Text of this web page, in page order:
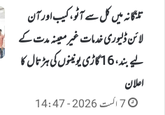
تلنگانہ میں کل سے آٹو، کیب اور آن
لائن ڈلیوری خدمات غیر معینہ مدت کے
لیے بند، 16 گاڑی یونینوں کی ہڑتال کا
اعلان
7 اگست 2026 - 14:47